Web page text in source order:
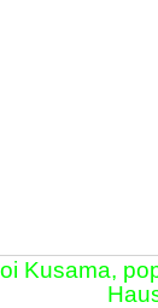
Kusama,